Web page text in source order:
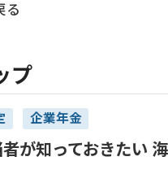
る
プ
企業年金
が知っておきたい